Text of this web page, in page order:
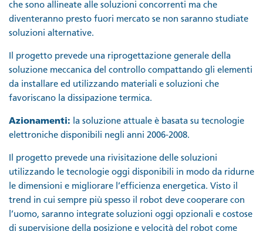
che sono allineate alle soluzioni concorrenti ma che
diventeranno presto fuori mercato se non saranno studiate
soluzioni alternative.
Il progetto prevede una riprogettazione generale della
soluzione meccanica del controllo compattando gli elementi
da installare ed utilizzando materiali e soluzioni che
favoriscano la dissipazione termica.
Azionamenti: la soluzione attuale è basata su tecnologie
elettroniche disponibili negli anni 2006-2008.
Il progetto prevede una rivisitazione delle soluzioni
utilizzando le tecnologie oggi disponibili in modo da ridurne
le dimensioni e migliorare l’efficienza energetica. Visto il
trend in cui sempre più spesso il robot deve cooperare con
l’uomo, saranno integrate soluzioni oggi opzionali e costose
di supervisione della posizione e velocità del robot come